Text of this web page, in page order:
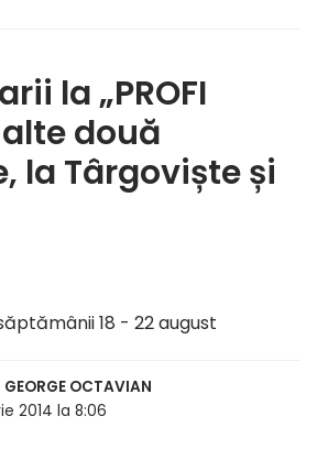
la „PROFI
două
la Târgoviște și
18 - 22 august
OCTAVIAN
2014 la 8:06